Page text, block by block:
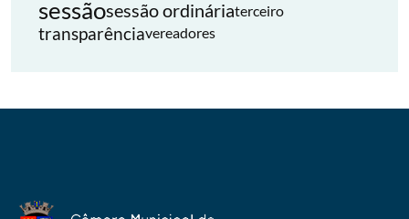
sessãosessão ordináriaterceiro
transparênciavereadores